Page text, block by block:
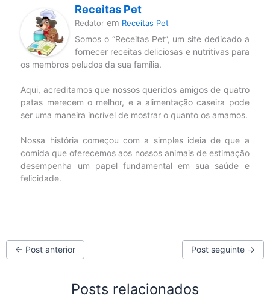
Receitas Pet
Redator em Receitas Pet
Somos o “Receitas Pet”, um site dedicado a
fornecer receitas deliciosas e nutritivas para
os membros peludos da sua família.
Aqui, acreditamos que nossos queridos amigos de quatro
patas merecem o melhor, e a alimentação caseira pode
ser uma maneira incrível de mostrar o quanto os amamos.
Nossa história começou com a simples ideia de que a
comida que oferecemos aos nossos animais de estimação
desempenha um papel fundamental em sua saúde e
felicidade.
← Post anterior Post seguinte →
Posts relacionados